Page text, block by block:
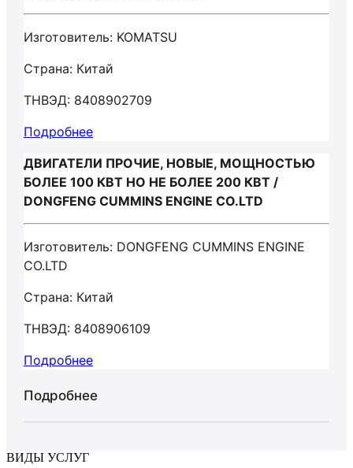
Изготовитель: KOMATSU
Страна: Китай
ТНВЭД: 8408902709
Подробнее
ДВИГАТЕЛИ ПРОЧИЕ, НОВЫЕ, МОЩНОСТЬЮ
БОЛЕЕ 100 КВТ НО НЕ БОЛЕЕ 200 КВТ /
DONGFENG CUMMINS ENGINE CO.LTD
Изготовитель: DONGFENG CUMMINS ENGINE
CO.LTD
Страна: Китай
ТНВЭД: 8408906109
Подробнее
Подробнее
ВИДЫ УСЛУГ